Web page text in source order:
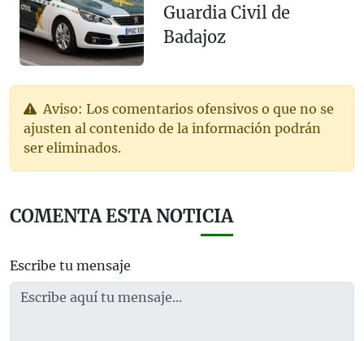
Guardia Civil de
Badajoz
Aviso: Los comentarios ofensivos o que no se
ajusten al contenido de la información podrán
ser eliminados.
COMENTA ESTA NOTICIA
Escribe tu mensaje